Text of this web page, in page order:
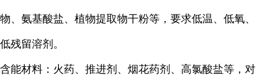
物、氨基酸盐、植物提取物干粉等，要求低温、低氧、
低残留溶剂。
含能材料：火药、推进剂、烟花药剂、高氯酸盐等，对